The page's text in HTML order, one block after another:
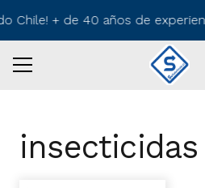
Chile! + de 40 años de
insecticidas